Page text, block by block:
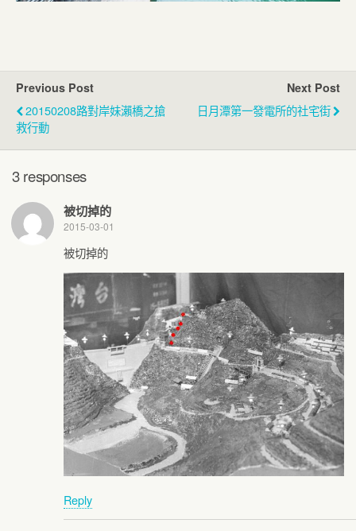
Previous Post
20150208路對岸妹瀨橋之搶
救行動
Next Post
日月潭第一發電所的社宅街
3 responses
被切掉的
2015-03-01
被切掉的
Reply